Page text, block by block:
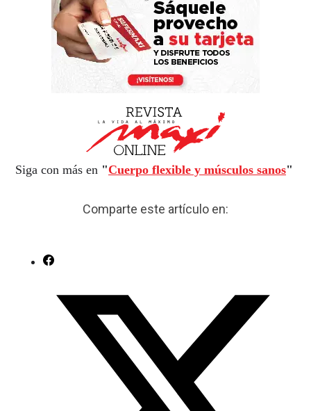
Siga con más en "Cuerpo flexible y músculos sanos"
Comparte este artículo en: